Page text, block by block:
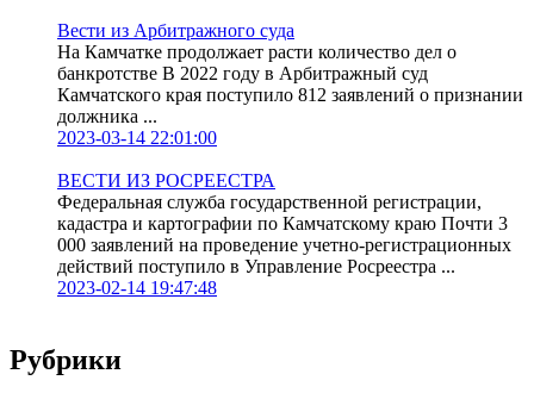
Вести из Арбитражного суда
На Камчатке продолжает расти количество дел о
банкротстве В 2022 году в Арбитражный суд
Камчатского края поступило 812 заявлений о признании
должника ...
2023-03-14 22:01:00
ВЕСТИ ИЗ РОСРЕЕСТРА
Федеральная служба государственной регистрации,
кадастра и картографии по Камчатскому краю Почти 3
000 заявлений на проведение учетно-регистрационных
действий поступило в Управление Росреестра ...
2023-02-14 19:47:48
Рубрики